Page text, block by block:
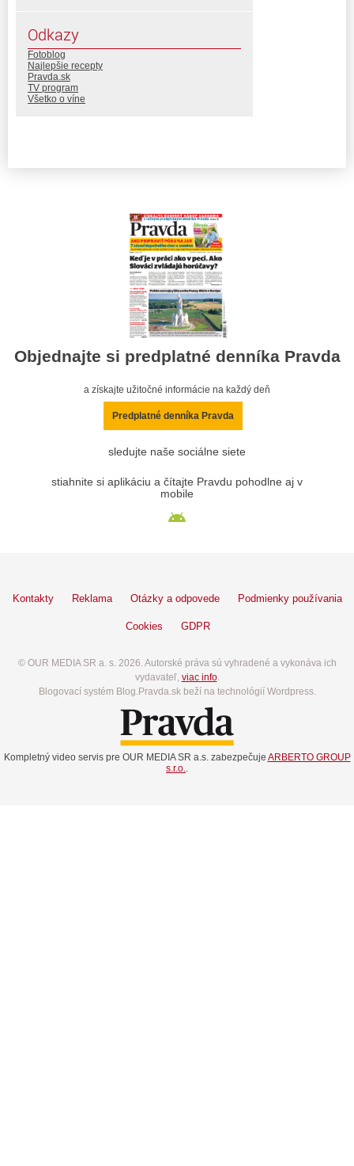
Odkazy
Fotoblog
Najlepšie recepty
Pravda.sk
TV program
Všetko o víne
Objednajte si predplatné denníka Pravda
a získajte užitočné informácie na každý deň
Predplatné denníka Pravda
sledujte naše sociálne siete
stiahnite si aplikáciu a čítajte Pravdu pohodlne aj v
mobile
Kontakty Reklama Otázky a odpovede Podmienky používania
Cookies GDPR
© OUR MEDIA SR a. s. 2026. Autorské práva sú vyhradené a vykonáva ich
vydavateľ, viac info.
Blogovací systém Blog.Pravda.sk beží na technológií Wordpress.
Kompletný video servis pre OUR MEDIA SR a.s. zabezpečuje ARBERTO GROUP
s.r.o.